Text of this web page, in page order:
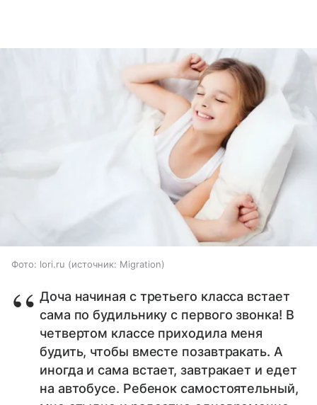
Фото: lori.ru источник: Migration
Доча начиная с третьего класса встает
сама по будильнику с первого звонка! В
четвертом классе приходила меня
будить, чтобы вместе позавтракать. А
иногда и сама встает, завтракает и едет
на автобусе. Ребенок самостоятельный,